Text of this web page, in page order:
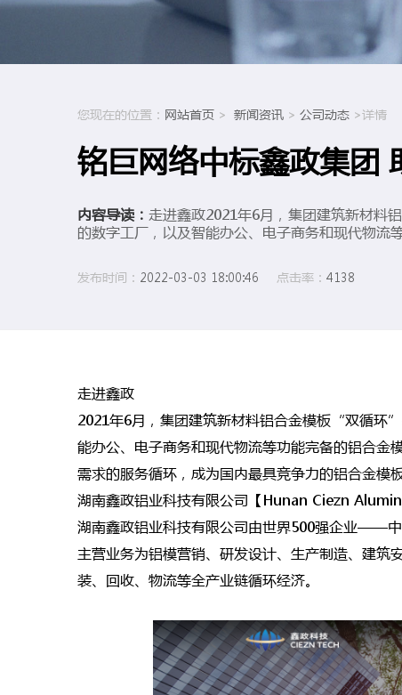
您现在的位置： 网站首页 > 新闻资讯 > 公司动态 >详情
铭巨网络中标鑫政集团
内容导读： 走进鑫政2021年6月，集团建筑新材料
的数字工厂，以及智能办公、电子商务和现代物流
发布时间： 2022-03-03 18:00:46 点击率： 4138
走进鑫政
2021年6月，集团建筑新材料铝合金模板“双循环
能办公、电子商务和现代物流等功能完备的铝合金
需求的服务循环，成为国内最具竞争力的铝合金模板
湖南鑫政铝业科技有限公司【Hunan Ciezn
湖南鑫政铝业科技有限公司由世界500强企业——中
主营业务为铝模营销、研发设计、生产制造、建筑
装、回收、物流等全产业链循环经济。